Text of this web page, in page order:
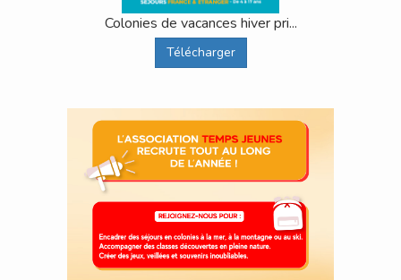
Colonies de vacances hiver pri...
Télécharger